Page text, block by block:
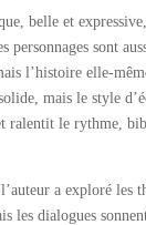
belle et
personnages sont
l’histoire elle-
mais le style
ralentit le rythme,
a exploré les
les dialogues